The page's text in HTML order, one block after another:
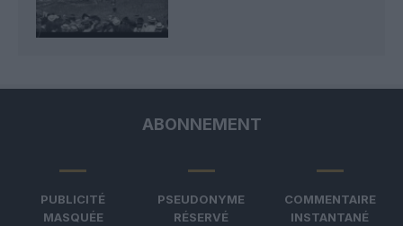
ABONNEMENT
PUBLICITÉ
MASQUÉE
PSEUDONYME
RÉSERVÉ
COMMENTAIRE
INSTANTANÉ